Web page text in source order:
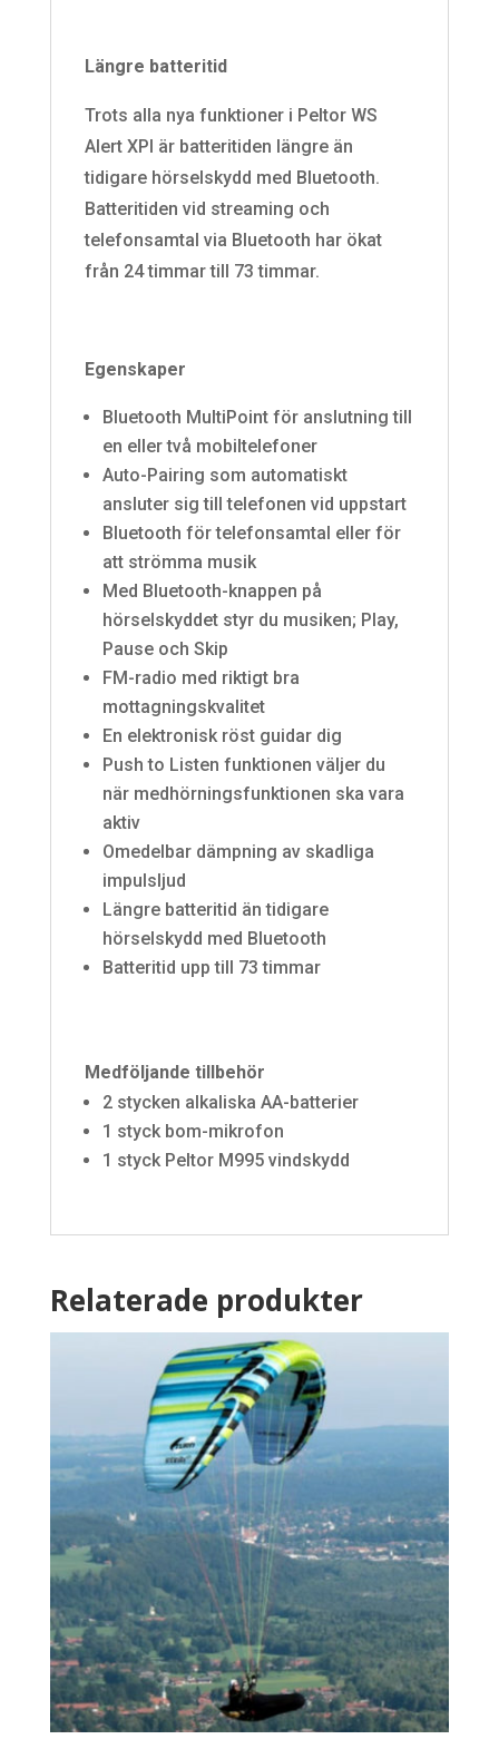
Längre batteritid
Trots alla nya funktioner i Peltor WS
Alert XPI är batteritiden längre än
tidigare hörselskydd med Bluetooth.
Batteritiden vid streaming och
telefonsamtal via Bluetooth har ökat
från 24 timmar till 73 timmar.
Egenskaper
Bluetooth MultiPoint för anslutning till
en eller två mobiltelefoner
Auto-Pairing som automatiskt
ansluter sig till telefonen vid uppstart
Bluetooth för telefonsamtal eller för
att strömma musik
Med Bluetooth-knappen på
hörselskyddet styr du musiken; Play,
Pause och Skip
FM-radio med riktigt bra
mottagningskvalitet
En elektronisk röst guidar dig
Push to Listen funktionen väljer du
när medhörningsfunktionen ska vara
aktiv
Omedelbar dämpning av skadliga
impulsljud
Längre batteritid än tidigare
hörselskydd med Bluetooth
Batteritid upp till 73 timmar
Medföljande tillbehör
2 stycken alkaliska AA-batterier
1 styck bom-mikrofon
1 styck Peltor M995 vindskydd
Relaterade produkter